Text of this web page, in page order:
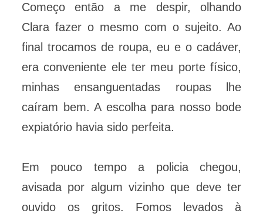
Começo então a me despir, olhando
Clara fazer o mesmo com o sujeito. Ao
final trocamos de roupa, eu e o cadáver,
era conveniente ele ter meu porte físico,
minhas ensanguentadas roupas lhe
caíram bem. A escolha para nosso bode
expiatório havia sido perfeita.
Em pouco tempo a policia chegou,
avisada por algum vizinho que deve ter
ouvido os gritos. Fomos levados à